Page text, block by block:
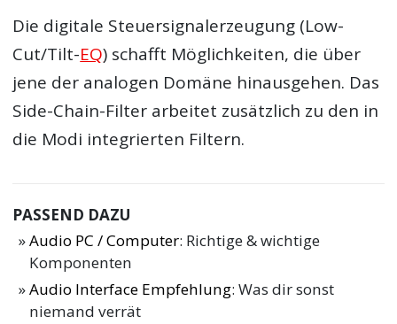
Die digitale Steuersignalerzeugung (Low-
Cut/Tilt-EQ) schafft Möglichkeiten, die über
jene der analogen Domäne hinausgehen. Das
Side-Chain-Filter arbeitet zusätzlich zu den in
die Modi integrierten Filtern.
PASSEND DAZU
Audio PC / Computer: Richtige & wichtige
Komponenten
Audio Interface Empfehlung: Was dir sonst
niemand verrät